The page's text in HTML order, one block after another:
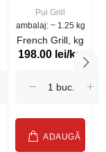
Pui Grill
ambalaj: ~ 1.25 kg
French Grill, kg
198.00 lei/kg
ADAUGĂ